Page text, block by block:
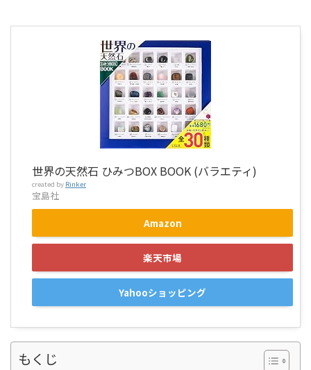
世界の天然石 ひみつBOX BOOK (バラエティ)
created by Rinker
宝島社
Amazon
楽天市場
Yahooショッピング
もくじ